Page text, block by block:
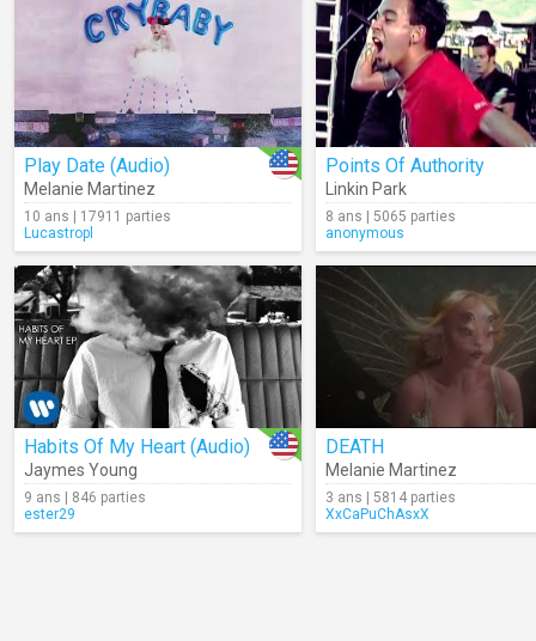
Play Date (Audio)
Melanie Martinez
10 ans | 17911 parties
Lucastropl
Points Of Authority
Linkin Park
8 ans | 5065 parties
anonymous
Habits Of My Heart (Audio)
Jaymes Young
9 ans | 846 parties
ester29
DEATH
Melanie Martinez
3 ans | 5814 parties
XxCaPuChAsxX